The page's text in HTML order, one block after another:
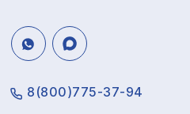
8(800)775-37-94